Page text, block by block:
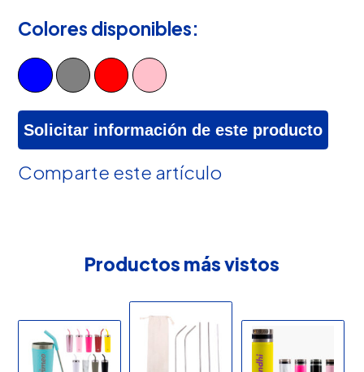
Colores disponibles:
Solicitar información de este producto
Comparte este artículo
Productos más vistos